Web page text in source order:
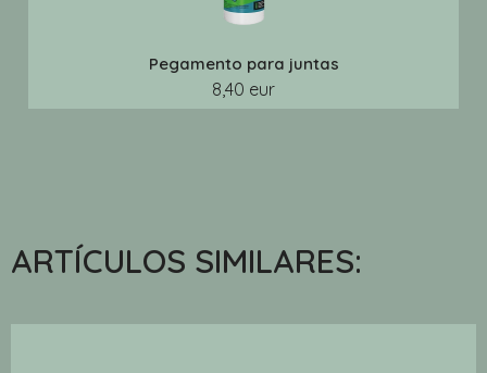
Pegamento para juntas
8,40 eur
ARTÍCULOS SIMILARES: